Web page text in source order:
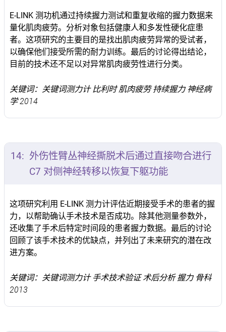
E-LINK 测功机通过持续握力测试和重复收缩的握力数据来
量化肌肉疲劳。分析对象包括健康人和多发性硬化症患
者。这项研究的主要目的是找出肌肉疲劳异常的受试者，
以确保他们接受所需的耐力训练。最后的讨论得出结论，
目前的技术还不足以对异常肌肉疲劳性进行分类。
关键词：关键词测力计 比利时 肌肉疲劳 持续握力 神经病
学 2014
14: 外伤性臂丛神经撕脱术后通过直接吻合进行
C7 对侧神经转移以恢复下躯功能
这项研究利用 E-LINK 测力计评估近期接受手术的患者的握
力，以帮助确认手术技术是否成功。除其他测量参数外，
还收集了手术后特定时间段的患者握力数据。最后的讨论
回顾了该手术技术的优缺点，并列出了未来研究的潜在改
进方案。
关键词：关键词测力计 手术技术验证 术后分析 握力 骨科
2013